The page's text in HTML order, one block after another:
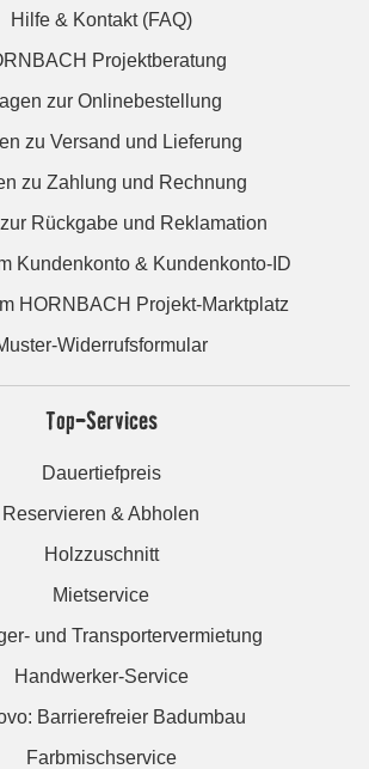
Hilfe & Kontakt (FAQ)
Projektberatung
zur Onlinebestellung
zu Versand und Lieferung
zu Zahlung und Rechnung
Rückgabe und Reklamation
Kundenkonto & Kundenkonto-ID
HORNBACH Projekt-Marktplatz
Widerrufsformular
Top-Services
Dauertiefpreis
Reservieren & Abholen
Holzzuschnitt
Mietservice
und Transportervermietung
Handwerker-Service
Barrierefreier Badumbau
Farbmischservice